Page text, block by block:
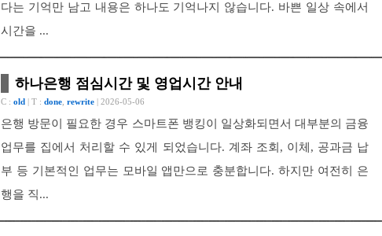
다는 기억만 남고 내용은 하나도 기억나지 않습니다. 바쁜 일상 속에서
시간을 ...
하나은행 점심시간 및 영업시간 안내
C : old | T : done rewrite | 2026-05-06
은행 방문이 필요한 경우 스마트폰 뱅킹이 일상화되면서 대부분의 금융
업무를 집에서 처리할 수 있게 되었습니다. 계좌 조회, 이체, 공과금 납
부 등 기본적인 업무는 모바일 앱만으로 충분합니다. 하지만 여전히 은
행을 직...